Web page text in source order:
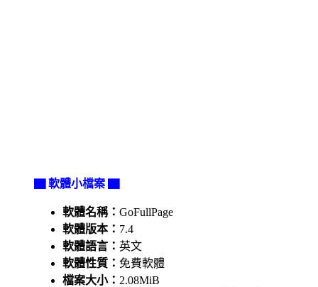
▇ 軟體小檔案 ▇
軟體名稱： GoFullPage
軟體版本： 7.4
軟體語言： 英文
軟體性質： 免費軟體
檔案大小： 2.08MiB